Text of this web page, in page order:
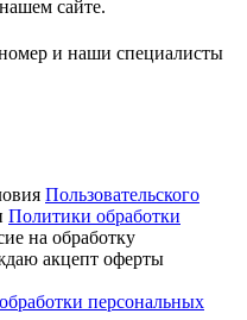
сайте.
и наши специалисты
Пользовательского
Политики обработки
на обработку
акцепт оферты
персональных